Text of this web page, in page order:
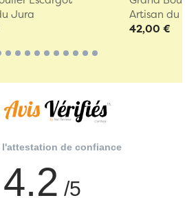
Jura
Artisan du
42,00 €
l'attestation de confiance
4.2 /5